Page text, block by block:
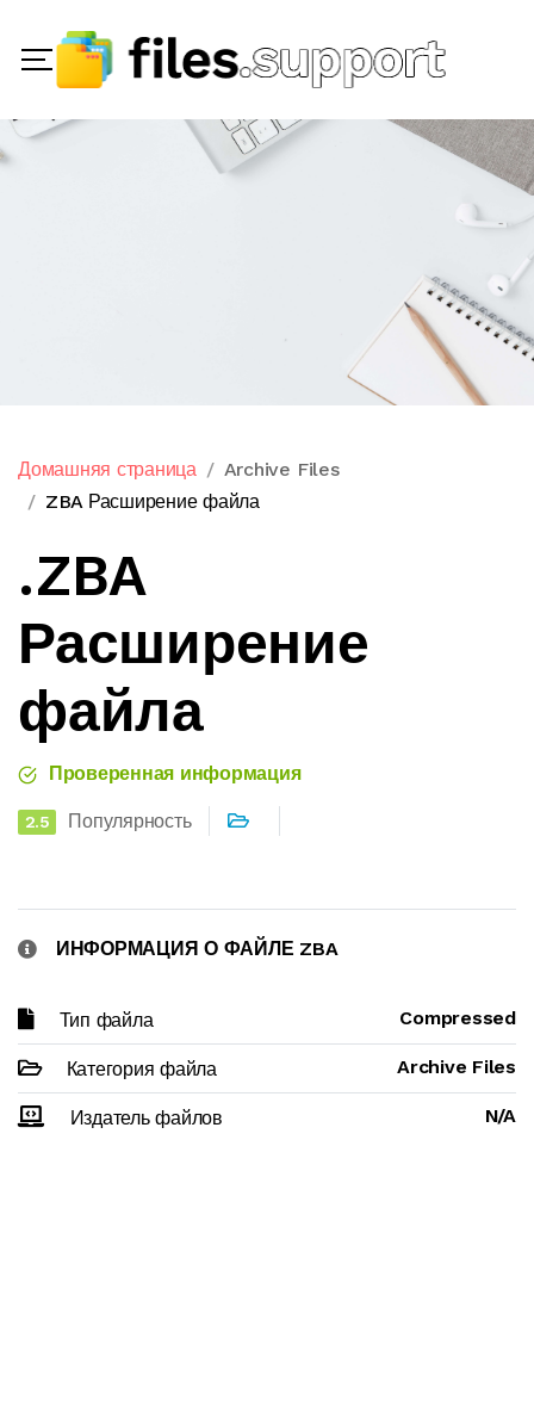
Домашняя страница
Archive Files
ZBA Расширение файла
.ZBA
Расширение
файла
Проверенная информация
2.5 Популярность
ИНФОРМАЦИЯ О ФАЙЛЕ ZBA
Тип файла Compressed
Категория файла Archive Files
Издатель файлов N/A